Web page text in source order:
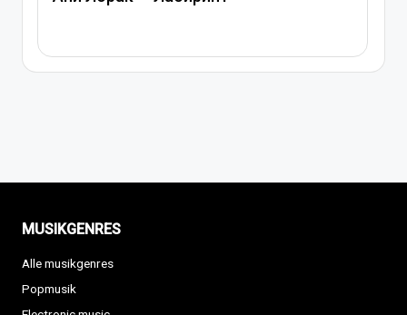
Артем Качер Ани Лорак – Материк
MUSIKGENRES
Alle musikgenres
Popmusik